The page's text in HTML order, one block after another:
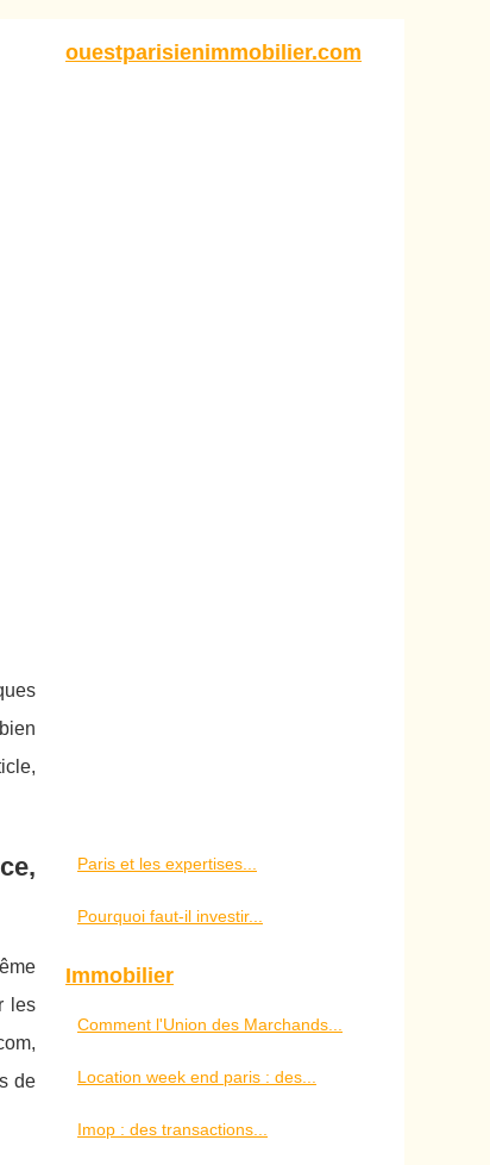
les
de
ouestparisienimmobilier.com
Paris et les expertises...
Pourquoi faut-il investir...
Immobilier
Comment l'Union des Marchands...
Location week end paris : des...
Imop : des transactions...